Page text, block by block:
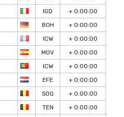
IGD
+ 0:00:00
BOH
+ 0:00:00
ICW
+ 0:00:00
MOV
+ 0:00:00
ICW
+ 0:00:00
EFE
+ 0:00:00
SOQ
+ 0:00:00
TEN
+ 0:00:00